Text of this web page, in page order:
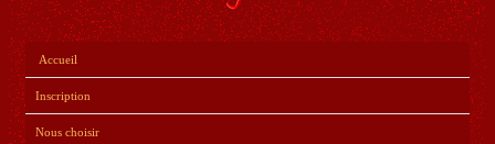
Accueil
Inscription
Nous choisir